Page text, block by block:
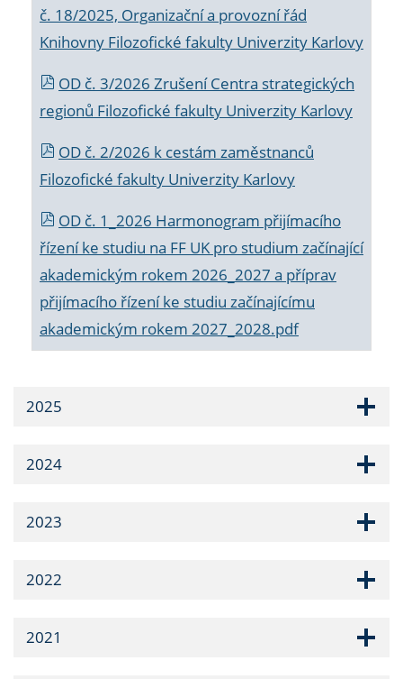
č. 18/2025, Organizační a provozní řád
Knihovny Filozofické fakulty Univerzity Karlovy
OD č. 3/2026 Zrušení Centra strategických
regionů Filozofické fakulty Univerzity Karlovy
OD č. 2/2026 k cestám zaměstnanců
Filozofické fakulty Univerzity Karlovy
OD č. 1_2026 Harmonogram přijímacího
řízení ke studiu na FF UK pro studium začínající
akademickým rokem 2026_2027 a příprav
přijímacího řízení ke studiu začínajícímu
akademickým rokem 2027_2028.pdf
2025
2024
2023
2022
2021